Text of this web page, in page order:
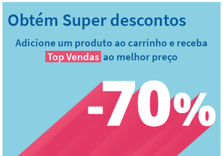
Adicione um produto ao carrinho e receba
Top Vendas ao melhor preço